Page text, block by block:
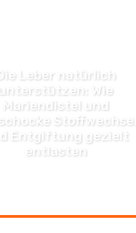
Leber natürlich
unterstützen: Wie
Mariendistel und
Entgiftung gezielt
entlasten